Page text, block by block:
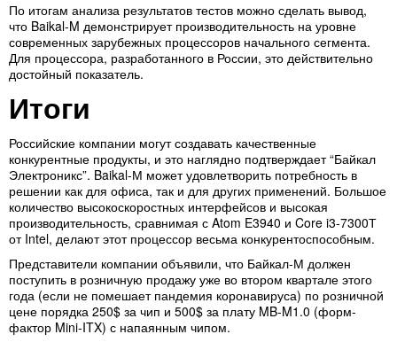
По итогам анализа результатов тестов можно сделать вывод,
что Baikal-M демонстрирует производительность на уровне
современных зарубежных процессоров начального сегмента.
Для процессора, разработанного в России, это действительно
достойный показатель.
Итоги
Российские компании могут создавать качественные
конкурентные продукты, и это наглядно подтверждает “Байкал
Электроникс”. Baikal-М может удовлетворить потребность в
решении как для офиса, так и для других применений. Большое
количество высокоскоростных интерфейсов и высокая
производительность, сравнимая с Atom E3940 и Core i3-7300Т
от Intel, делают этот процессор весьма конкурентоспособным.
Представители компании объявили, что Байкал-М должен
поступить в розничную продажу уже во втором квартале этого
года (если не помешает пандемия коронавируса) по розничной
цене порядка 250$ за чип и 500$ за плату MB-M1.0 (форм-
фактор Mini-ITX) с напаянным чипом.